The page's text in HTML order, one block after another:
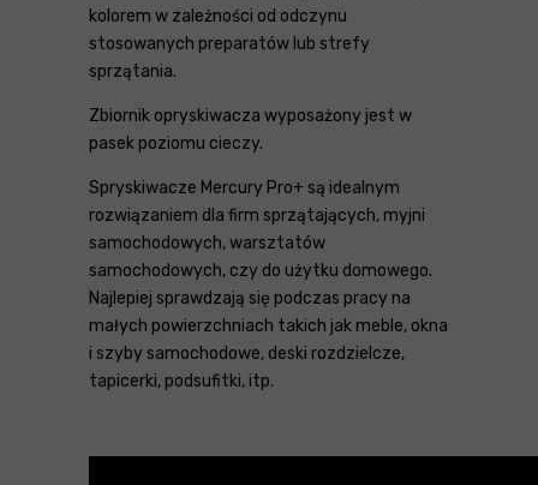
kolorem w zależności od odczynu
stosowanych preparatów lub strefy
sprzątania.
Zbiornik opryskiwacza wyposażony jest w
pasek poziomu cieczy.
Spryskiwacze Mercury Pro+ są idealnym
rozwiązaniem dla firm sprzątających, myjni
samochodowych, warsztatów
samochodowych, czy do użytku domowego.
Najlepiej sprawdzają się podczas pracy na
małych powierzchniach takich jak meble, okna
i szyby samochodowe, deski rozdzielcze,
tapicerki, podsufitki, itp.